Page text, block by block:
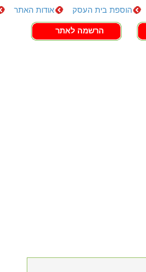
הוספת בית העסק אודות האתר
הרשמה לאתר